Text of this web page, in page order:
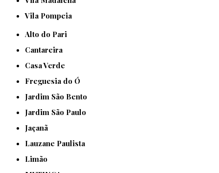
Vila Pompeia
Alto do Pari
Cantareira
Casa Verde
Freguesia do Ó
Jardim São Bento
Jardim São Paulo
Jaçanã
Lauzane Paulista
Limão